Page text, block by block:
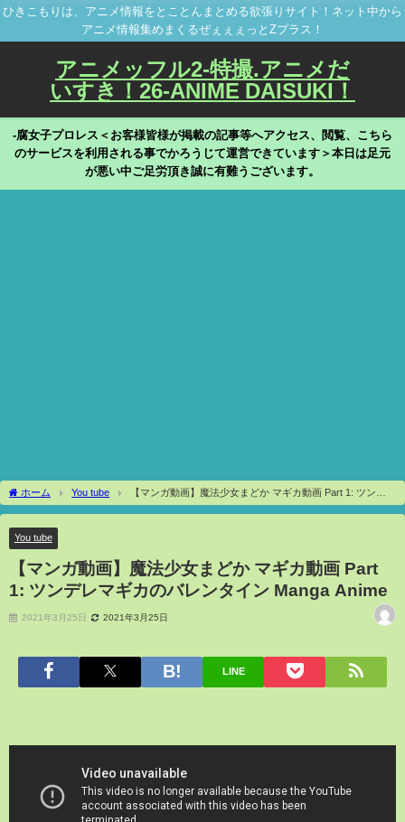
ひきこもりは、アニメ情報をとことんまとめる欲張りサイト！ネット中から
アニメ情報集めまくるぜぇぇぇっとZプラス！
アニメッフル2-特撮.アニメだ
いすき！26-ANIME DAISUKI！
-腐女子プロレス＜お客様皆様が掲載の記事等へアクセス、閲覧、こちら
のサービスを利用される事でかろうじて運営できています＞本日は足元
が悪い中ご足労頂き誠に有難うございます。
ホーム You tube
【マンガ動画】魔法少女まどか マギカ動画 Part 1: ツンデ
レマギカのバレンタイン Manga Anime
You tube
【マンガ動画】魔法少女まどか マギカ動画 Part
1: ツンデレマギカのバレンタイン Manga Anime
2021年3月25日 2021年3月25日
LINE